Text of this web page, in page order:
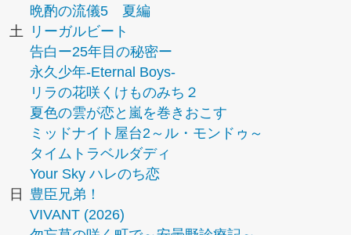
晩酌の流儀5 夏編
土
リーガルビート
告白ー25年目の秘密ー
永久少年-Eternal Boys-
リラの花咲くけものみち２
夏色の雲が恋と嵐を巻きおこす
ミッドナイト屋台2～ル・モンドゥ～
タイムトラベルダディ
Your Sky ハレのち恋
日
豊臣兄弟！
VIVANT (2026)